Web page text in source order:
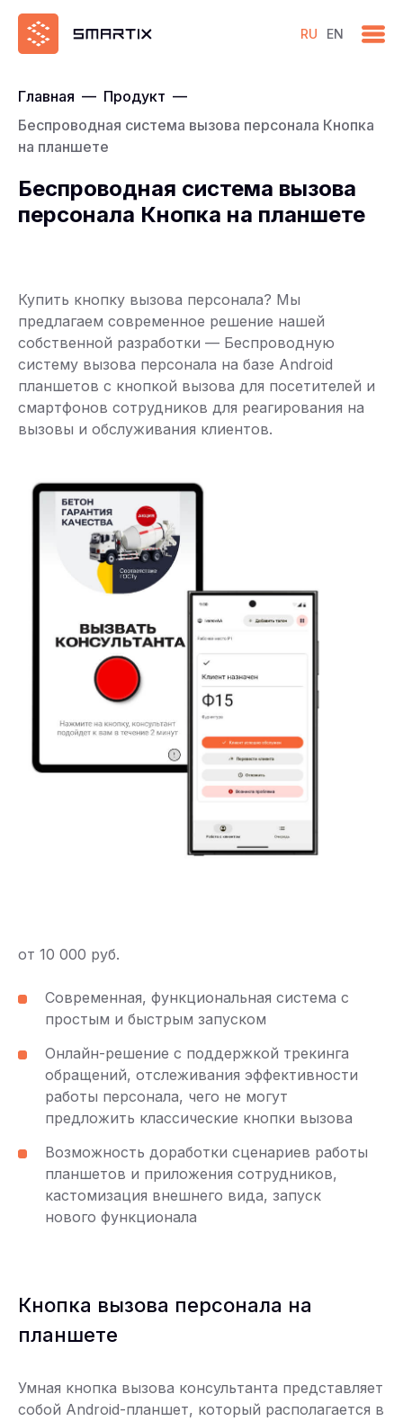
RU EN
Главная — Продукт —
Беспроводная система вызова персонала Кнопка
на планшете
Беспроводная система вызова
персонала Кнопка на планшете
Купить кнопку вызова персонала? Мы
предлагаем современное решение нашей
собственной разработки — Беспроводную
систему вызова персонала на базе Android
планшетов с кнопкой вызова для посетителей и
смартфонов сотрудников для реагирования на
вызовы и обслуживания клиентов.
от 10 000 руб.
Современная, функциональная система с
простым и быстрым запуском
Онлайн-решение с поддержкой трекинга
обращений, отслеживания эффективности
работы персонала, чего не могут
предложить классические кнопки вызова
Возможность доработки сценариев работы
планшетов и приложения сотрудников,
кастомизация внешнего вида, запуск
нового функционала
Кнопка вызова персонала на
планшете
Умная кнопка вызова консультанта представляет
собой Android-планшет, который располагается в